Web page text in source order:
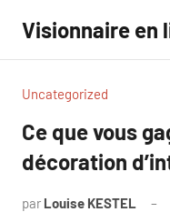
contenu
Visionnaire en
Uncategorized
Ce que vous
décoration
par Louise KESTEL